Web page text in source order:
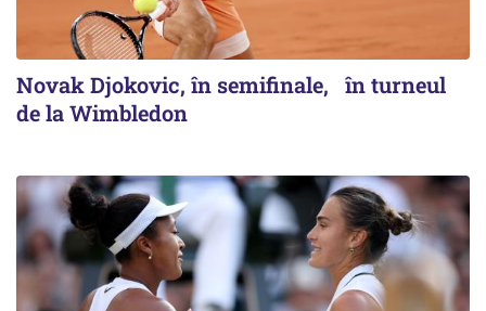
Novak Djokovic, în semifinale, în turneul
de la Wimbledon